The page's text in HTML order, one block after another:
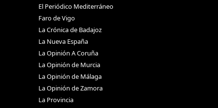
El Periódico Mediterráneo
Faro de Vigo
La Crónica de Badajoz
La Nueva España
La Opinión A Coruña
La Opinión de Murcia
La Opinión de Málaga
La Opinión de Zamora
La Provincia